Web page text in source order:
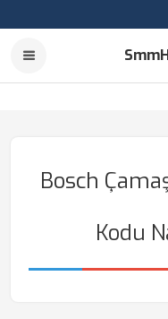
Bosch
Kodu